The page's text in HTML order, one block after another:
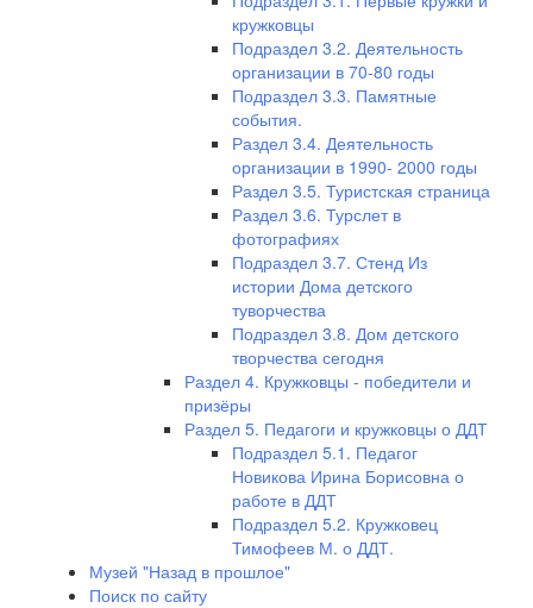
кружковцы
Подраздел 3.2. Деятельность
организации в 70-80 годы
Подраздел 3.3. Памятные
события.
Раздел 3.4. Деятельность
организации в 1990- 2000 годы
Раздел 3.5. Туристская страница
Раздел 3.6. Турслет в
фотографиях
Подраздел 3.7. Стенд Из
истории Дома детского
туворчества
Подраздел 3.8. Дом детского
творчества сегодня
Раздел 4. Кружковцы - победители и
призёры
Раздел 5. Педагоги и кружковцы о ДДТ
Подраздел 5.1. Педагог
Новикова Ирина Борисовна о
работе в ДДТ
Подраздел 5.2. Кружковец
Тимофеев М. о ДДТ.
Музей "Назад в прошлое"
Поиск по сайту